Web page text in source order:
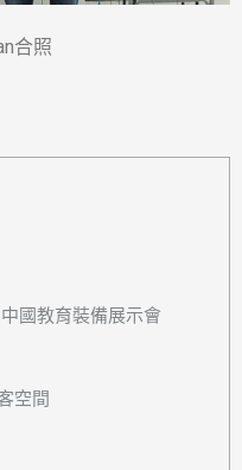
合照
國教育裝備展示會
空間